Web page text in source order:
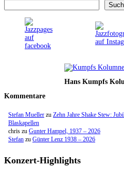
Hans Kumpfs
Kommentare
Stefan Mueller zu Zehn Jahre Shake Stew:
Blaskapellen
chris zu Gunter Hampel, 1937 – 2026
Stefan zu Günter Lenz 1938 – 2026
Konzert-Highlights